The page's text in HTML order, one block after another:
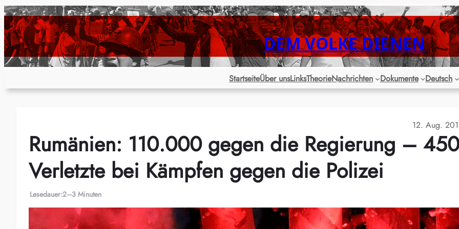
Zum
Inhalt
springen
DEM VOLKE DIENEN
StartseiteÜber unsLinksTheorieNachrichten Dokumente Deutsch
12. Aug.
Rumänien: 110.000 gegen die Regierung – 450
Verletzte bei Kämpfen gegen die Polizei
Lesedauer:2–3 Minuten